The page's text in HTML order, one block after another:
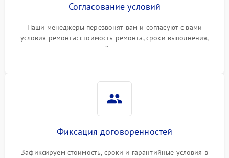
Согласование условий
Наши менеджеры перезвонят вам и согласуют с вами
условия ремонта: стоимость ремонта, сроки выполнения,
гарантийные условия
Фиксация договоренностей
Зафиксируем стоимость, сроки и гарантийные условия в